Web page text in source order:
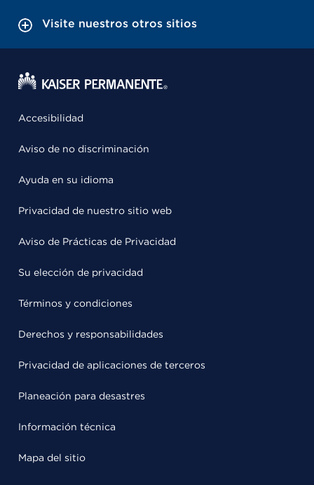
Visite nuestros otros sitios
Accesibilidad
Aviso de no discriminación
Ayuda en su idioma
Privacidad de nuestro sitio web
Aviso de Prácticas de Privacidad
Su elección de privacidad
Términos y condiciones
Derechos y responsabilidades
Privacidad de aplicaciones de terceros
Planeación para desastres
Información técnica
Mapa del sitio